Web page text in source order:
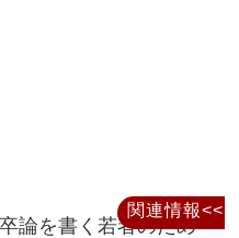
論を書く若者のため
関連情報<<